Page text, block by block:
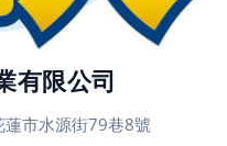
有限公司
蓮市水源街79巷8號